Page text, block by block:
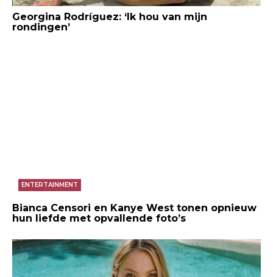
Georgina Rodríguez: ‘Ik hou van mijn
rondingen’
ENTERTAINMENT
Bianca Censori en Kanye West tonen opnieuw
hun liefde met opvallende foto’s